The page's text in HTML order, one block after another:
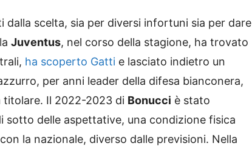
scelta, sia per diversi infortuni sia per dare
Juventus, nel corso della stagione, ha trovato
ha scoperto Gatti e lasciato indietro un
per anni leader della difesa bianconera,
titolare. Il 2022-2023 di Bonucci è stato
sotto delle aspettative, una condizione fisica
la nazionale, diverso dalle previsioni. Nella